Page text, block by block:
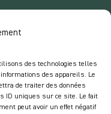
des technologies telles
des appareils. Le
de traiter des données
ID uniques sur ce site. Le fait
peut avoir un effet négatif